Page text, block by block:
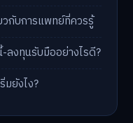
กับการแพทย์ที่ควรรู้
งทุนรับมืออย่างไรดี?
ยังไง?